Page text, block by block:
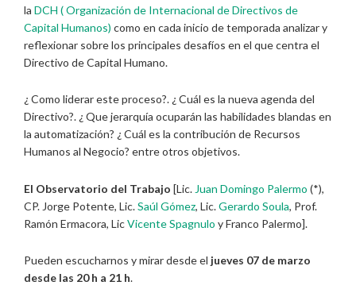
la DCH ( Organización de Internacional de Directivos de
Capital Humanos) como en cada inicio de temporada analizar y
reflexionar sobre los principales desafíos en el que centra el
Directivo de Capital Humano.
¿ Como liderar este proceso?. ¿ Cuál es la nueva agenda del
Directivo?. ¿ Que jerarquía ocuparán las habilidades blandas en
la automatización? ¿ Cuál es la contribución de Recursos
Humanos al Negocio? entre otros objetivos.
El Observatorio del Trabajo [Lic. Juan Domingo Palermo (*),
CP. Jorge Potente, Lic.Saúl Gómez, Lic.Gerardo Soula, Prof.
Ramón Ermacora, LicVicente Spagnulo y Franco Palermo].
Pueden escucharnos y mirar desde el jueves 07 de marzo
desde las 20 h a 21 h.